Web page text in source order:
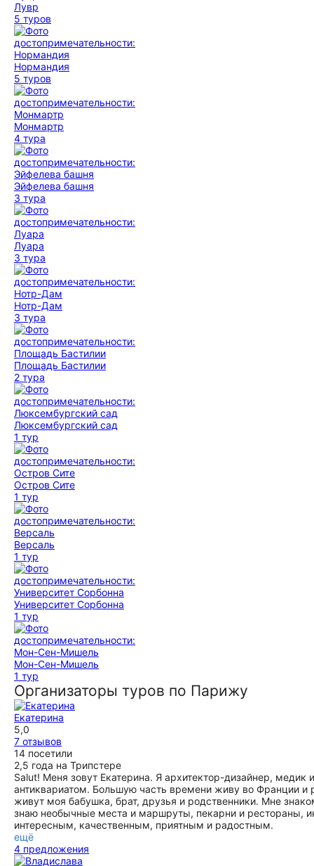
Лувр
5 туров
Нормандия
5 туров
Монмартр
4 тура
Эйфелева башня
3 тура
Луара
3 тура
Нотр-Дам
3 тура
Площадь Бастилии
2 тура
Люксембургский сад
1 тур
Остров Сите
1 тур
Версаль
1 тур
Университет Сорбонна
1 тур
Мон-Сен-Мишель
1 тур
Организаторы туров по Парижу
Екатерина
5,0
7 отзывов
14 посетили
2,5 года на Трипстере
Salut! Меня зовут Екатерина. Я архитектор-дизайнер,
антиквариатом. Большую часть времени живу во Франции
живут моя бабушка, брат, друзья и родственники. Мне
знаю необычные места и маршруты, пекарни и рестораны,
интересным, качественным, приятным и радостным.
ещё
4 предложения